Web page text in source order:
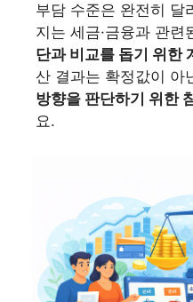
부담 수준은 완전히 달
지는 세금·금융과 관련
단과 비교를 돕기 위한
산 결과는 확정값이 아
방향을 판단하기 위한
요.